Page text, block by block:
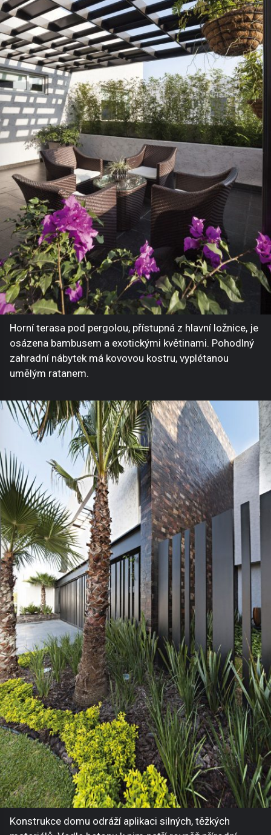
Horní terasa pod pergolou, přístupná z hlavní ložnice, je
osázena bambusem a exotickými květinami. Pohodlný
zahradní nábytek má kovovou kostru, vyplétanou
umělým ratanem.
Konstrukce domu odráží aplikaci silných, těžkých